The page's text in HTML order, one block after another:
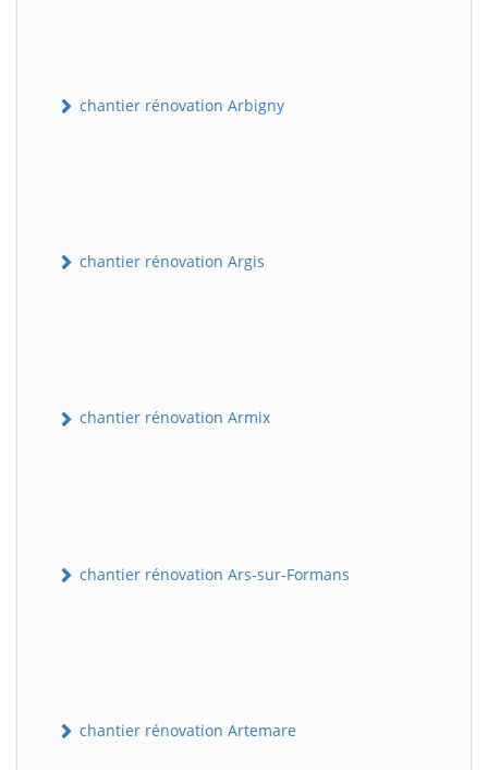
chantier rénovation Arbigny
chantier rénovation Argis
chantier rénovation Armix
chantier rénovation Ars-sur-Formans
chantier rénovation Artemare